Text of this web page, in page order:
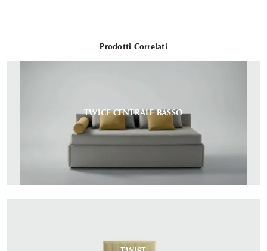
Prodotti Correlati
TWICE CENTRALE BASSO